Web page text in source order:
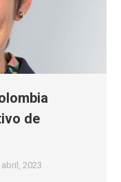
de
abril, 2023